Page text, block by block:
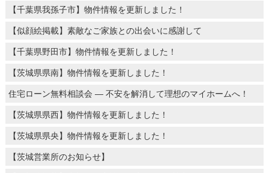
【千葉県我孫子市】物件情報を更新しました！
【似顔絵掲載】素敵なご家族との出会いに感謝して
【千葉県野田市】物件情報を更新しました！
【茨城県県南】物件情報を更新しました！
住宅ローン無料相談会 ― 不安を解消して理想のマイホームへ！
【茨城県県西】物件情報を更新しました！
【茨城県県央】物件情報を更新しました！
【茨城営業所のお知らせ】